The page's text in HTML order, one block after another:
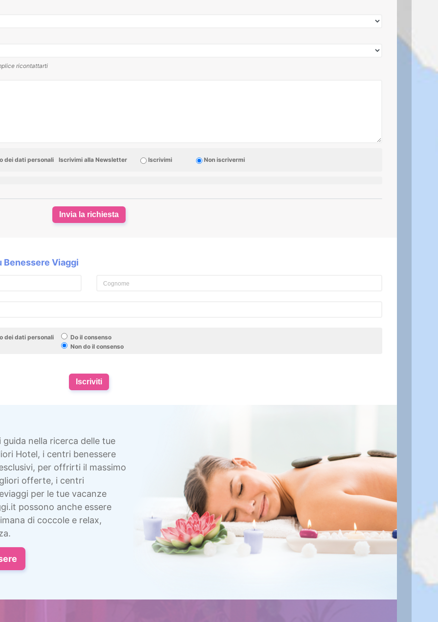
ricontattarti
dei dati personali Iscrivimi alla Newsletter Iscrivimi Non iscrivermi
Invia la richiesta
Viaggi
dei dati personali
Do il consenso
Non do il consenso
Iscriviti
nella ricerca delle tue
Hotel, i centri benessere
per offrirti il massimo
offerte, i centri
per le tue vacanze
possono anche essere
di coccole e relax,